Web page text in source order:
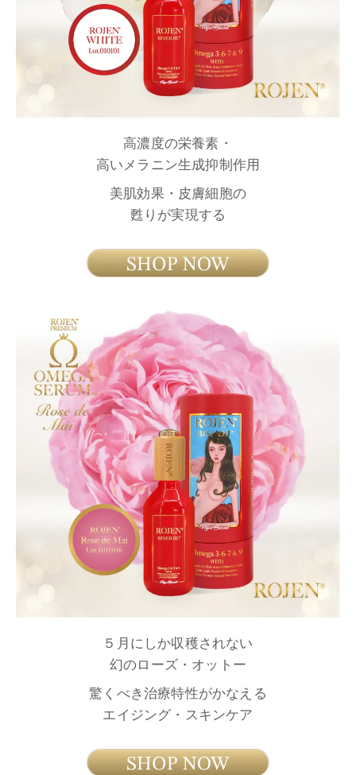
高濃度の栄養素・
高いメラニン生成抑制作用
美肌効果・皮膚細胞の
甦りが実現する
５月にしか収穫されない
幻のローズ・オットー
驚くべき治療特性がかなえる
エイジング・スキンケア